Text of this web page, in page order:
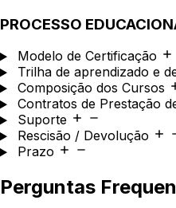
PROCESSO
Modelo de Certificação
Trilha de aprendizado e
Composição dos Cursos
Contratos de Prestação
Suporte
Rescisão / Devolução
Prazo
Perguntas